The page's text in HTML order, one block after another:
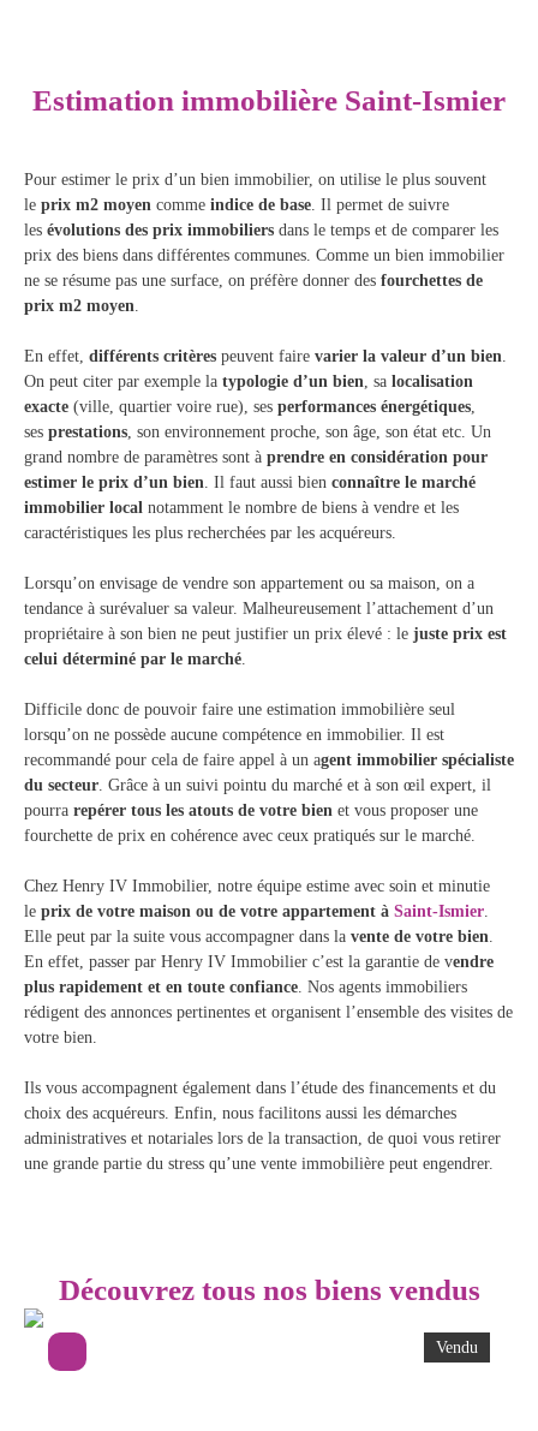
Estimation immobilière Saint-Ismier
Pour estimer le prix d’un bien immobilier, on utilise le plus souvent
le prix m2 moyen comme indice de base. Il permet de suivre
les évolutions des prix immobiliers dans le temps et de comparer les
prix des biens dans différentes communes. Comme un bien immobilier
ne se résume pas une surface, on préfère donner des fourchettes de
prix m2 moyen.
En effet, différents critères peuvent faire varier la valeur d’un bien.
On peut citer par exemple la typologie d’un bien, sa localisation
exacte (ville, quartier voire rue), ses performances énergétiques,
ses prestations, son environnement proche, son âge, son état etc. Un
grand nombre de paramètres sont à prendre en considération pour
estimer le prix d’un bien. Il faut aussi bien connaître le marché
immobilier local notamment le nombre de biens à vendre et les
caractéristiques les plus recherchées par les acquéreurs.
Lorsqu’on envisage de vendre son appartement ou sa maison, on a
tendance à surévaluer sa valeur. Malheureusement l’attachement d’un
propriétaire à son bien ne peut justifier un prix élevé : le juste prix est
celui déterminé par le marché.
Difficile donc de pouvoir faire une estimation immobilière seul
lorsqu’on ne possède aucune compétence en immobilier. Il est
recommandé pour cela de faire appel à un agent immobilier spécialiste
du secteur. Grâce à un suivi pointu du marché et à son œil expert, il
pourra repérer tous les atouts de votre bien et vous proposer une
fourchette de prix en cohérence avec ceux pratiqués sur le marché.
Chez Henry IV Immobilier, notre équipe estime avec soin et minutie
le prix de votre maison ou de votre appartement à Saint-Ismier.
Elle peut par la suite vous accompagner dans la vente de votre bien.
En effet, passer par Henry IV Immobilier c’est la garantie de vendre
plus rapidement et en toute confiance. Nos agents immobiliers
rédigent des annonces pertinentes et organisent l’ensemble des visites de
votre bien.
Ils vous accompagnent également dans l’étude des financements et du
choix des acquéreurs. Enfin, nous facilitons aussi les démarches
administratives et notariales lors de la transaction, de quoi vous retirer
une grande partie du stress qu’une vente immobilière peut engendrer.
Découvrez tous nos biens vendus
Vendu